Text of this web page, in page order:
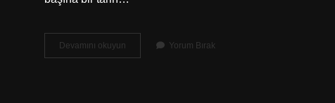
Devamını okuyun
haklar
Yorum Bırak